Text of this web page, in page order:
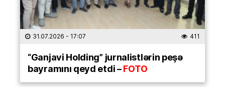
31.07.2026 - 17:07 411
“Ganjavi Holding” jurnalistlərin peşə
bayramını qeyd etdi –FOTO